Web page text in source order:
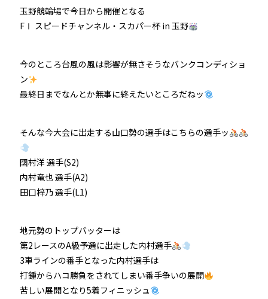
イベント＆ファンサービス
崖っぷちのK（穴予想）
アクセス
歴代優勝者を紹介
非開催日の払戻し場所について
ホープ君日記
防府競輪を予想するKとは？
防府競輪キャラクター
防府競輪をお楽しみいただくために
来場者の肖像権について
玉野競輪場で今日から開催となる
FⅠ スピードチャンネル・スカパー杯 in 玉野
今のところ台風の風は影響が無さそうなバンクコンディショ
ン
最終日までなんとか無事に終えたいところだねッ
そんな今大会に出走する山口勢の選手はこちらの選手ッ
國村洋 選手(S2)
内村竜也 選手(A2)
田口梓乃 選手(L1)
地元勢のトップバッターは
第2レースのA級予選に出走した内村選手
3車ラインの番手となった内村選手は
打鍾からハコ勝負をされてしまい番手争いの展開
苦しい展開となり5着フィニッシュ